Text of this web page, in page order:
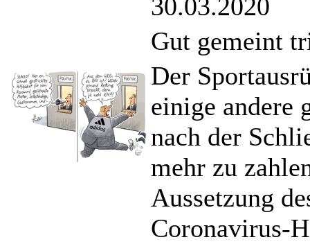
30.03.2020
Gut gemeint
Der
einige andere
nach der
mehr zu
Aussetzung
Coronavirus-